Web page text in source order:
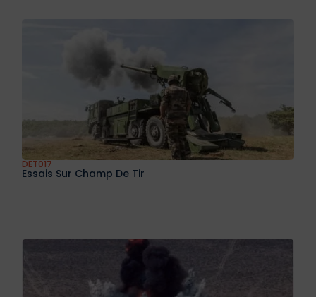
DET017
Essais Sur Champ De Tir